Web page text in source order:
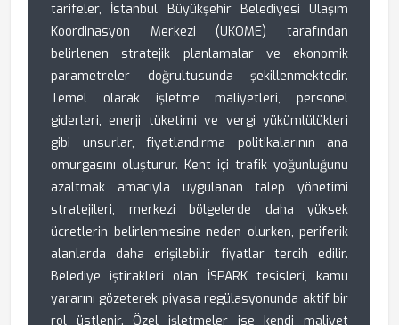
tarifeler, İstanbul Büyükşehir Belediyesi Ulaşım
Koordinasyon Merkezi (UKOME) tarafından
belirlenen stratejik planlamalar ve ekonomik
parametreler doğrultusunda şekillenmektedir.
Temel olarak işletme maliyetleri, personel
giderleri, enerji tüketimi ve vergi yükümlülükleri
gibi unsurlar, fiyatlandırma politikalarının ana
omurgasını oluşturur. Kent içi trafik yoğunluğunu
azaltmak amacıyla uygulanan talep yönetimi
stratejileri, merkezi bölgelerde daha yüksek
ücretlerin belirlenmesine neden olurken, periferik
alanlarda daha erişilebilir fiyatlar tercih edilir.
Belediye iştirakleri olan İSPARK tesisleri, kamu
yararını gözeterek piyasa regülasyonunda aktif bir
rol üstlenir. Özel işletmeler ise kendi maliyet